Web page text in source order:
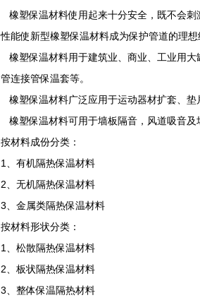
橡塑保温材料使用起来十分安全，既不会
性能使新型橡塑保温材料成为保护管道的理
橡塑保温材料用于建筑业、商业、工业用
管连接管保温套等。
橡塑保温材料广泛应用于运动器材扩套、垫
橡塑保温材料可用于墙板隔音，风道吸音及
按材料成份分类：
1、有机隔热保温材料
2、无机隔热保温材料
3、金属类隔热保温材料
按材料形状分类：
1、松散隔热保温材料
2、板状隔热保温材料
3、整体保温隔热材料